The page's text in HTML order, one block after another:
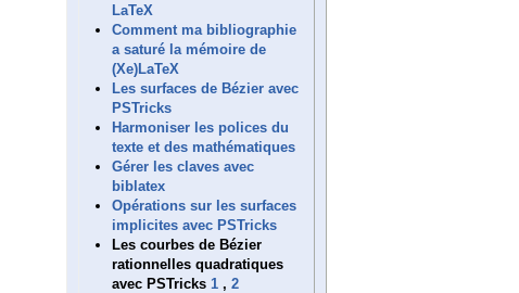
LaTeX
Comment ma bibliographie
a saturé la mémoire de
(Xe)LaTeX
Les surfaces de Bézier avec
PSTricks
Harmoniser les polices du
texte et des mathématiques
Gérer les claves avec
biblatex
Opérations sur les surfaces
implicites avec PSTricks
Les courbes de Bézier
rationnelles quadratiques
avec PSTricks 1 , 2